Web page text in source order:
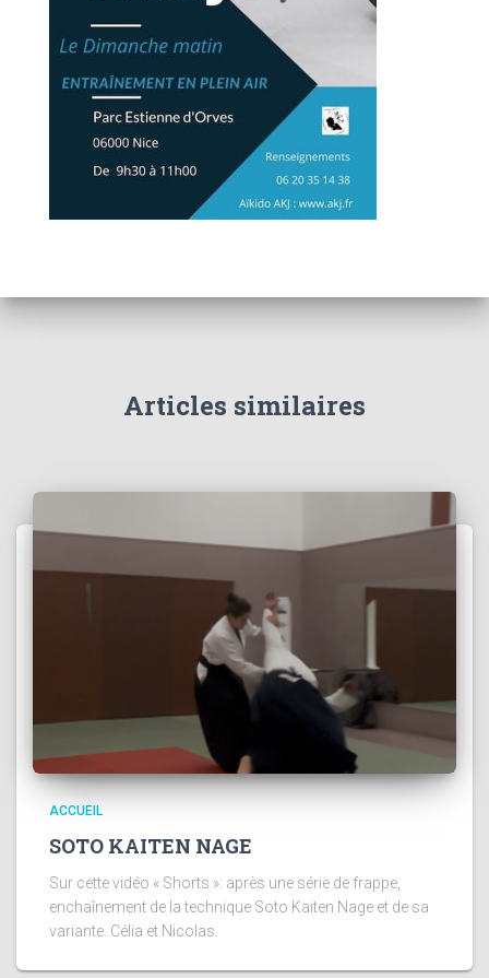
Articles similaires
ACCUEIL
SOTO KAITEN NAGE
Sur cette vidéo « Shorts »: après une série de frappe,
enchaînement de la technique Soto Kaiten Nage et de sa
variante. Célia et Nicolas.